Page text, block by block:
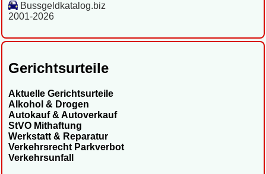
Bussgeldkatalog.biz
2001-2026
Gerichtsurteile
Aktuelle Gerichtsurteile
Alkohol & Drogen
Autokauf & Autoverkauf
StVO Mithaftung
Werkstatt & Reparatur
Verkehrsrecht Parkverbot
Verkehrsunfall